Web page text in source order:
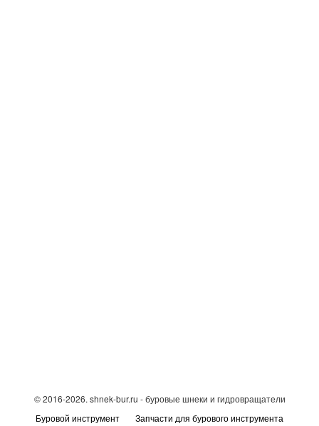
© 2016-2026. shnek-bur.ru - буровые шнеки и гидровращатели
Буровой инструмент
Запчасти для бурового инструмента